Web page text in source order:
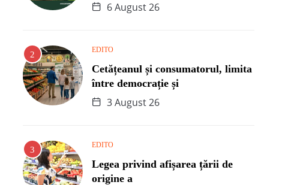
6 August 26
EDITO
Cetățeanul și consumatorul, limita
între democrație și
3 August 26
EDITO
Legea privind afișarea țării de
origine a